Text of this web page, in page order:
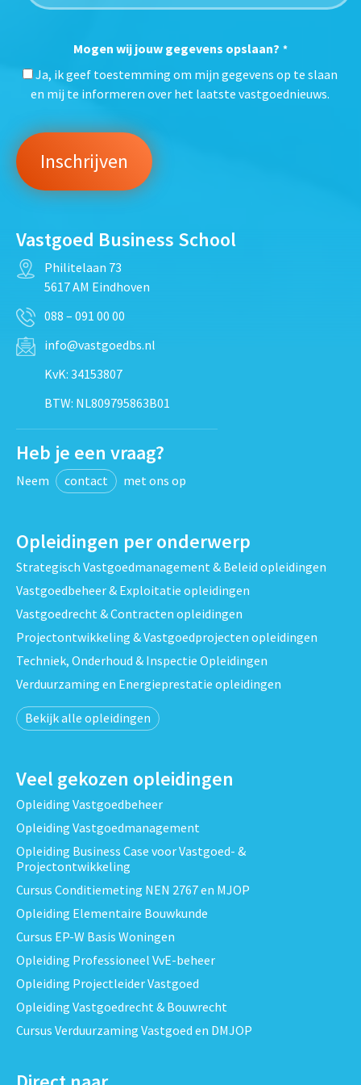
Mogen wij jouw gegevens opslaan? *
Ja, ik geef toestemming om mijn gegevens op te slaan
en mij te informeren over het laatste vastgoednieuws.
Vastgoed Business School
Philitelaan 73
5617 AM Eindhoven
088 – 091 00 00
info@vastgoedbs.nl
KvK: 34153807
BTW: NL809795863B01
Heb je een vraag?
Neem contact met ons op
Opleidingen per onderwerp
Strategisch Vastgoedmanagement & Beleid opleidingen
Vastgoedbeheer & Exploitatie opleidingen
Vastgoedrecht & Contracten opleidingen
Projectontwikkeling & Vastgoedprojecten opleidingen
Techniek, Onderhoud & Inspectie Opleidingen
Verduurzaming en Energieprestatie opleidingen
Bekijk alle opleidingen
Veel gekozen opleidingen
Opleiding Vastgoedbeheer
Opleiding Vastgoedmanagement
Opleiding Business Case voor Vastgoed- &
Projectontwikkeling
Cursus Conditiemeting NEN 2767 en MJOP
Opleiding Elementaire Bouwkunde
Cursus EP-W Basis Woningen
Opleiding Professioneel VvE-beheer
Opleiding Projectleider Vastgoed
Opleiding Vastgoedrecht & Bouwrecht
Cursus Verduurzaming Vastgoed en DMJOP